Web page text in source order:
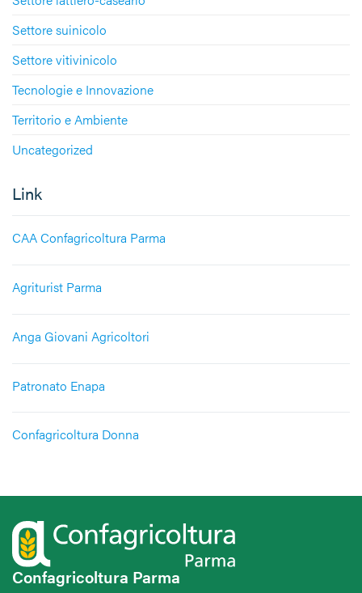
Settore suinicolo
Settore vitivinicolo
Tecnologie e Innovazione
Territorio e Ambiente
Uncategorized
Link
CAA Confagricoltura Parma
Agriturist Parma
Anga Giovani Agricoltori
Patronato Enapa
Confagricoltura Donna
Confagricoltura Parma